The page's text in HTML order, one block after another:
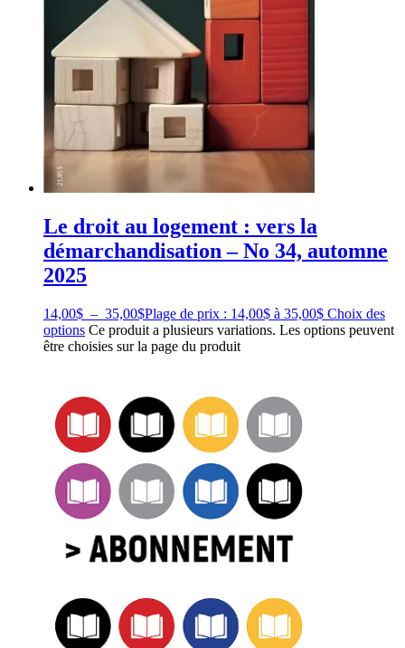
Le droit au logement : vers la
démarchandisation – No 34, automne
2025
14,00$ – 35,00$Plage de prix : 14,00$ à 35,00$ Choix des
options Ce produit a plusieurs variations. Les options peuvent
être choisies sur la page du produit